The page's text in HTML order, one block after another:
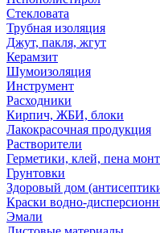
Стекловата
Трубная изоляция
Джут, пакля, жгут
Керамзит
Шумоизоляция
Инструмент
Расходники
Кирпич, ЖБИ, блоки
Лакокрасочная продукция
Растворители
Герметики, клей, пена
Грунтовки
Здоровый дом
Краски водно-
Эмали